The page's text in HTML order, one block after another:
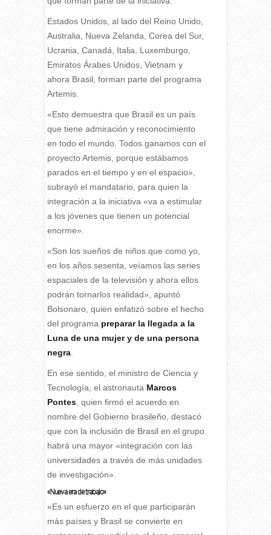
Estados Unidos, al lado del Reino Unido,
Australia, Nueva Zelanda, Corea del Sur,
Ucrania, Canadá, Italia, Luxemburgo,
Emiratos Árabes Unidos, Vietnam y
ahora Brasil, forman parte del programa
Artemis.
«Esto demuestra que Brasil es un país
que tiene admiración y reconocimiento
en todo el mundo. Todos ganamos con el
proyecto Artemis, porque estábamos
parados en el tiempo y en el espacio»,
subrayó el mandatario, para quien la
integración a la iniciativa «va a estimular
a los jóvenes que tienen un potencial
enorme».
«Son los sueños de niños que como yo,
en los años sesenta, veíamos las series
espaciales de la televisión y ahora ellos
podrán tornarlos realidad», apuntó
Bolsonaro, quien enfatizó sobre el hecho
del programa preparar la llegada a la
Luna de una mujer y de una persona
negra.
En ese sentido, el ministro de Ciencia y
Tecnología, el astronauta Marcos
Pontes, quien firmó el acuerdo en
nombre del Gobierno brasileño, destacó
que con la inclusión de Brasil en el grupo
habrá una mayor «integración con las
universidades a través de más unidades
de investigación».
«Nueva era de trabajo»
«Es un esfuerzo en el que participarán
más países y Brasil se convierte en